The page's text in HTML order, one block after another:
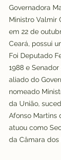
Governadora
Ministro Valmir
em 22 de
Ceará, possui
Foi Deputado
1988 e
aliado do
nomeado
da União,
Afonso Martins
atuou como
da Câmara dos